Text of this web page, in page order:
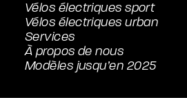
Vélos électriques sport
Vélos électriques urban
Services
À propos de nous
Modèles jusqu’en 2025
Sport